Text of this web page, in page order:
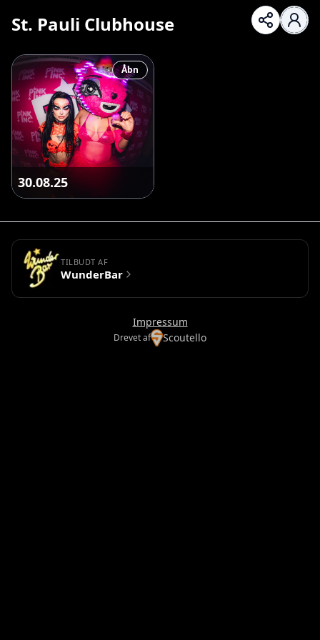
St. Pauli Clubhouse
30.08.25
Åbn
TILBUDT AF
WunderBar
Impressum
Drevet af Scoutello